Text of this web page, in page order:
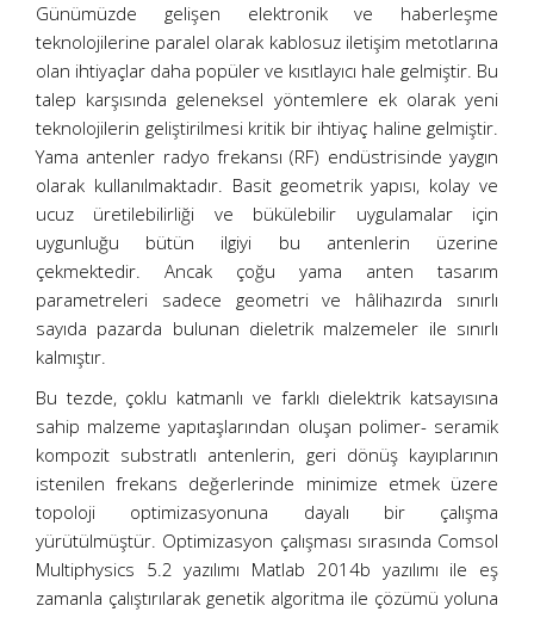
Günümüzde gelişen elektronik ve haberleşme
teknolojilerine paralel olarak kablosuz iletişim metotlarına
olan ihtiyaçlar daha popüler ve kısıtlayıcı hale gelmiştir. Bu
talep karşısında geleneksel yöntemlere ek olarak yeni
teknolojilerin geliştirilmesi kritik bir ihtiyaç haline gelmiştir.
Yama antenler radyo frekansı (RF) endüstrisinde yaygın
olarak kullanılmaktadır. Basit geometrik yapısı, kolay ve
ucuz üretilebilirliği ve bükülebilir uygulamalar için
uygunluğu bütün ilgiyi bu antenlerin üzerine
çekmektedir. Ancak çoğu yama anten tasarım
parametreleri sadece geometri ve hâlihazırda sınırlı
sayıda pazarda bulunan dieletrik malzemeler ile sınırlı
kalmıştır.
Bu tezde, çoklu katmanlı ve farklı dielektrik katsayısına
sahip malzeme yapıtaşlarından oluşan polimer- seramik
kompozit substratlı antenlerin, geri dönüş kayıplarının
istenilen frekans değerlerinde minimize etmek üzere
topoloji optimizasyonuna dayalı bir çalışma
yürütülmüştür. Optimizasyon çalışması sırasında Comsol
Multiphysics 5.2 yazılımı Matlab 2014b yazılımı ile eş
zamanla çalıştırılarak genetik algoritma ile çözümü yoluna